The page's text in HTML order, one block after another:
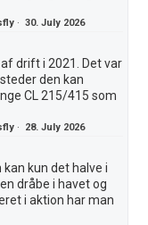
·30. July 2026
drift i 2021. Det var
den kan
CL 215/415 som
· 28. July 2026
kun det halve i
dråbe i havet og
i aktion har man